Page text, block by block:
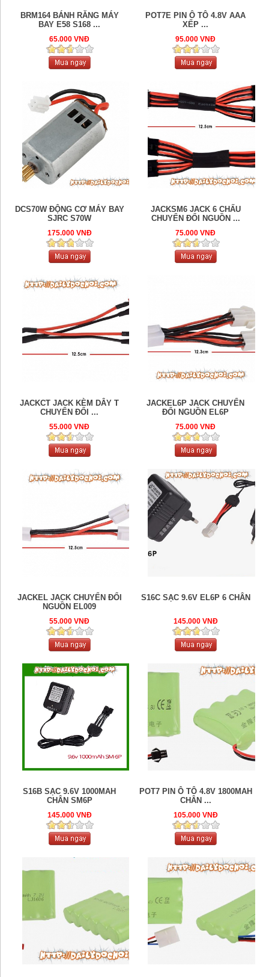
BRM164 BÁNH RĂNG MÁY
BAY E58 S168 ...
65.000 VNĐ
POT7E PIN Ô TÔ 4.8V AAA
XẾP ...
95.000 VNĐ
DCS70W ĐỘNG CƠ MÁY BAY
SJRC S70W
175.000 VNĐ
JACKSM6 JACK 6 CHẤU
CHUYỂN ĐỔI NGUỒN ...
75.000 VNĐ
JACKCT JACK KÈM DÂY T
CHUYỂN ĐỔI ...
55.000 VNĐ
JACKEL6P JACK CHUYỂN
ĐỔI NGUỒN EL6P
75.000 VNĐ
JACKEL JACK CHUYỂN ĐỔI
NGUỒN EL009
55.000 VNĐ
S16C SẠC 9.6V EL6P 6 CHÂN
145.000 VNĐ
S16B SẠC 9.6V 1000MAH
CHÂN SM6P
145.000 VNĐ
POT7 PIN Ô TÔ 4.8V 1800MAH
CHÂN ...
105.000 VNĐ